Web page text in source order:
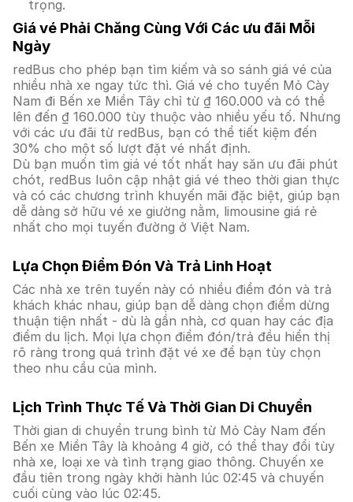
trọng.
Giá vé Phải Chăng Cùng Với Các ưu đãi Mỗi
Ngày
redBus cho phép bạn tìm kiếm và so sánh giá vé của
nhiều nhà xe ngay tức thì. Giá vé cho tuyến Mỏ Cày
Nam đi Bến xe Miền Tây chỉ từ ₫ 160.000 và có thể
lên đến ₫ 160.000 tùy thuộc vào nhiều yếu tố. Nhưng
với các ưu đãi từ redBus, bạn có thể tiết kiệm đến
30% cho một số lượt đặt vé nhất định.
Dù bạn muốn tìm giá vé tốt nhất hay săn ưu đãi phút
chót, redBus luôn cập nhật giá vé theo thời gian thực
và có các chương trình khuyến mãi đặc biệt, giúp bạn
dễ dàng sở hữu vé xe giường nằm, limousine giá rẻ
nhất cho mọi tuyến đường ở Việt Nam.
Lựa Chọn Điểm Đón Và Trả Linh Hoạt
Các nhà xe trên tuyến này có nhiều điểm đón và trả
khách khác nhau, giúp bạn dễ dàng chọn điểm dừng
thuận tiện nhất - dù là gần nhà, cơ quan hay các địa
điểm du lịch. Mọi lựa chọn điểm đón/trả đều hiển thị
rõ ràng trong quá trình đặt vé xe để bạn tùy chọn
theo nhu cầu của mình.
Lịch Trình Thực Tế Và Thời Gian Di Chuyển
Thời gian di chuyển trung bình từ Mỏ Cày Nam đến
Bến xe Miền Tây là khoảng 4 giờ, có thể thay đổi tùy
nhà xe, loại xe và tình trạng giao thông. Chuyến xe
đầu tiên trong ngày khởi hành lúc 02:45 và chuyến
cuối cùng vào lúc 02:45.